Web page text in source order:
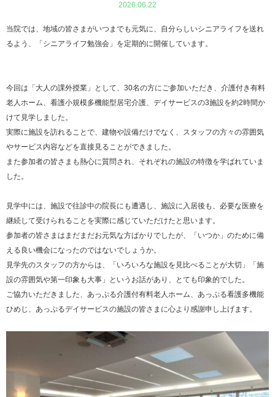
2026.06.22
当院では、地域の皆さまがいつまでも元気に、自分らしいシニアライフを送れ
るよう、「シニアライフ勉強会」を定期的に開催しています。
今回は「大人の課外授業」として、30名の方にご参加いただき、介護付き有料
老人ホーム、看護小規模多機能型居宅介護、デイサービスの3施設を約2時間か
けて見学しました。
実際に施設を訪れることで、建物や設備だけでなく、スタッフの方々の雰囲気
やサービス内容などを直接見ることができました。
また参加者の皆さまも熱心に質問され、それぞれの施設の特徴を学ばれていま
した。
見学中には、施設で往診中の院長にも遭遇し、施設に入居後も、必要な医療を
継続して受けられることを実際に感じていただけたと思います。
参加者の皆さまはまだまだお元気な方ばかりでしたが、「いつか」のために備
える良い機会になったのではないでしょうか。
見学先のスタッフの方からは、「いろいろな施設を見比べることが大切」「施
設の雰囲気や第一印象も大事」というお話があり、とても印象的でした。
ご協力いただきました、あっぷる介護付有料老人ホーム、あっぷる看護多機能
ひめじ、あっぷるデイサービスの施設の皆さまに心より感謝申し上げます。